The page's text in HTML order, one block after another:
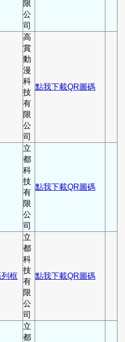
限
公
司
高
賞
動
漫
科
技
有
限
公
司
點我下載QR圖碼
立
都
科
技
有
限
公
司
點我下載QR圖碼
框
立
都
科
技
有
限
公
司
點我下載QR圖碼
立
都